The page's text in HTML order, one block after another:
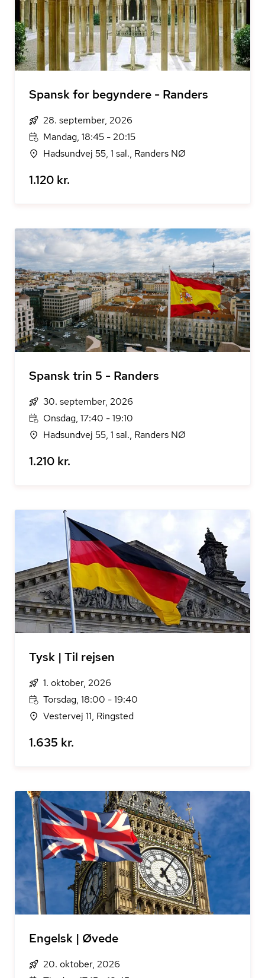
Spansk for begyndere - Randers
28. september, 2026
Mandag, 18:45 - 20:15
Hadsundvej 55, 1 sal., Randers NØ
1.120 kr.
Spansk trin 5 - Randers
30. september, 2026
Onsdag, 17:40 - 19:10
Hadsundvej 55, 1 sal., Randers NØ
1.210 kr.
Tysk | Til rejsen
1. oktober, 2026
Torsdag, 18:00 - 19:40
Vestervej 11, Ringsted
1.635 kr.
Engelsk | Øvede
20. oktober, 2026